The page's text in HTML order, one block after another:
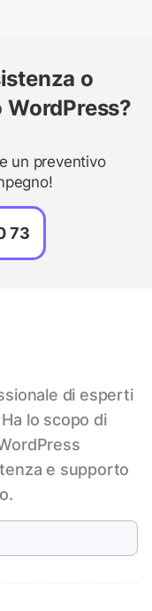
o
un preventivo
73
di esperti
lo scopo di
e supporto